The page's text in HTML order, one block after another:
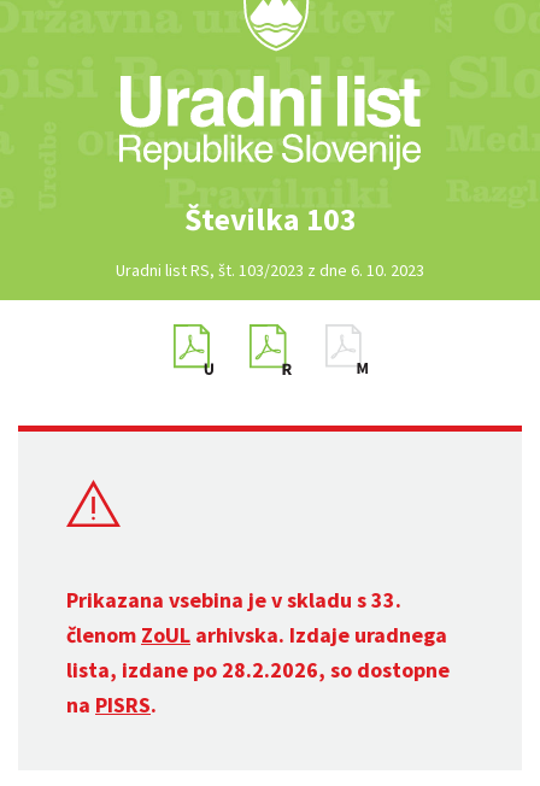
Številka 103
Uradni list RS, št. 103/2023 z dne 6. 10. 2023
Prikazana vsebina je v skladu s 33.
členom ZoUL arhivska. Izdaje uradnega
lista, izdane po 28.2.2026, so dostopne
na PISRS.